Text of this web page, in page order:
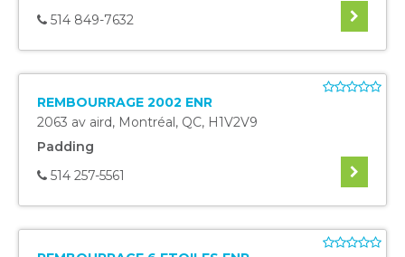
514 849-7632
REMBOURRAGE 2002 ENR
2063 av aird, Montréal, QC, H1V2V9
Padding
514 257-5561